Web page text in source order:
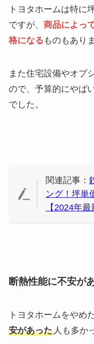
トヨタホームは特に
ですが、 商品によっ
格になる ものもあり
また住宅設備やオプ
ので、予算的にやば
でした。
関連記事：
ング！坪単
【2024年最
断熱性能に不安が
トヨタホームをやめ
安があった人も多か